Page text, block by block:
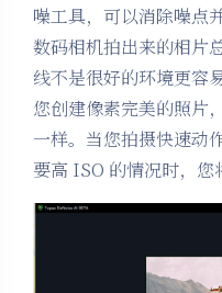
噪工具，可以消除噪点
数码相机拍出来的相片
线不是很好的环境更容
您创建像素完美的照片
一样。当您拍摄快速动
要高 ISO 的情况时，您